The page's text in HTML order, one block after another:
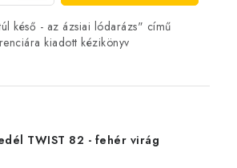
késő - az ázsiai lódarázs" című
kiadott kézikönyv
TWIST 82 - fehér virág